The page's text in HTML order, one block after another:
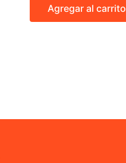
Agregar al carrito